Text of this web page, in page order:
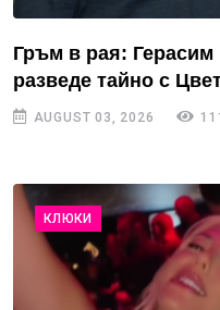
Гръм в рая: Герасим
разведе тайно с
AUGUST 03, 2026
КЛЮКИ